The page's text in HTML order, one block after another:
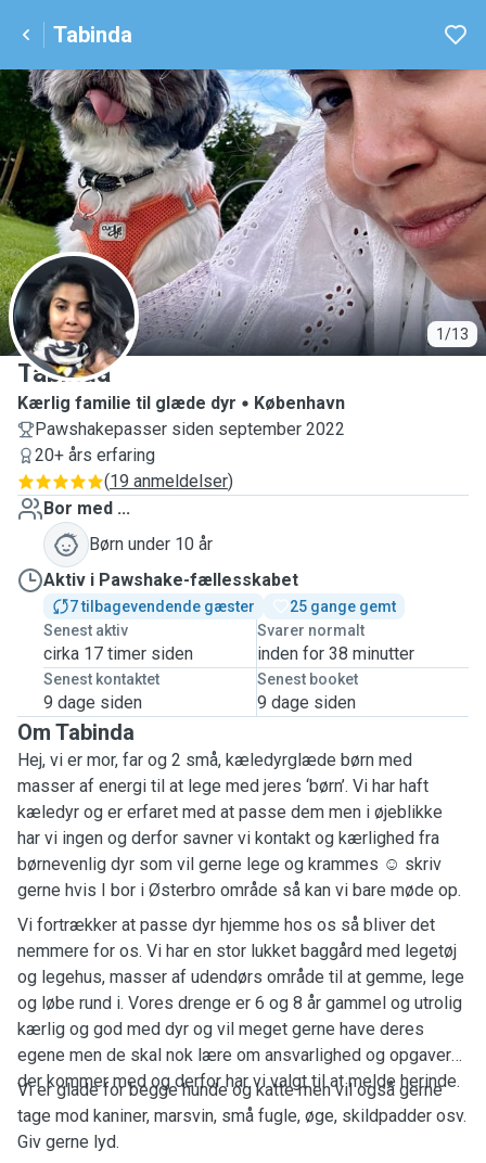
Tabinda
1/13
T
Tabinda
Kærlig familie til glæde dyr
København
Pawshakepasser siden september 2022
20+ års erfaring
(19 anmeldelser)
Bor med ...
Børn under 10 år
Aktiv i Pawshake-fællesskabet
7 tilbagevendende gæster
25 gange gemt
Senest aktiv
cirka 17 timer siden
Svarer normalt
inden for 38 minutter
Senest kontaktet
9 dage siden
Senest booket
9 dage siden
Om Tabinda
Hej, vi er mor, far og 2 små, kæledyrglæde børn med
masser af energi til at lege med jeres ‘børn’. Vi har haft
kæledyr og er erfaret med at passe dem men i øjeblikke
har vi ingen og derfor savner vi kontakt og kærlighed fra
børnevenlig dyr som vil gerne lege og krammes ☺️ skriv
gerne hvis I bor i Østerbro område så kan vi bare møde op.
Vi fortrækker at passe dyr hjemme hos os så bliver det
nemmere for os. Vi har en stor lukket baggård med legetøj
og legehus, masser af udendørs område til at gemme, lege
og løbe rund i. Vores drenge er 6 og 8 år gammel og utrolig
kærlig og god med dyr og vil meget gerne have deres
egene men de skal nok lære om ansvarlighed og opgaver
der kommer med og derfor har vi valgt til at melde herinde.
Vi er glade for begge hunde og katte men vil også gerne
tage mod kaniner, marsvin, små fugle, øge, skildpadder osv.
Giv gerne lyd.